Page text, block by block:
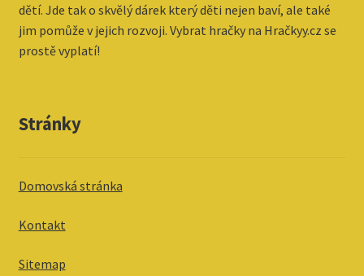
dětí. Jde tak o skvělý dárek který děti nejen baví, ale také
jim pomůže v jejich rozvoji. Vybrat hračky na Hračkyy.cz se
prostě vyplatí!
Stránky
Domovská stránka
Kontakt
Sitemap